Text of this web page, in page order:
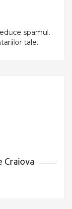
spamul.
tale.
Craiova